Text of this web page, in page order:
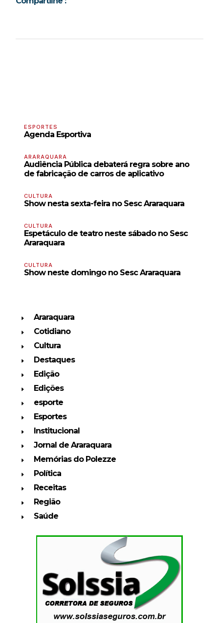
ESPORTES
Agenda Esportiva
ARARAQUARA
Audiência Pública debaterá regra sobre ano
de fabricação de carros de aplicativo
CULTURA
Show nesta sexta-feira no Sesc Araraquara
CULTURA
Espetáculo de teatro neste sábado no Sesc
Araraquara
CULTURA
Show neste domingo no Sesc Araraquara
Araraquara
Cotidiano
Cultura
Destaques
Edição
Edições
esporte
Esportes
Institucional
Jornal de Araraquara
Memórias do Polezze
Política
Receitas
Região
Saúde